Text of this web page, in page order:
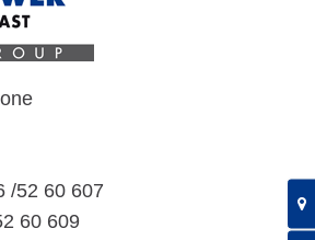
/52 60 607
60 609